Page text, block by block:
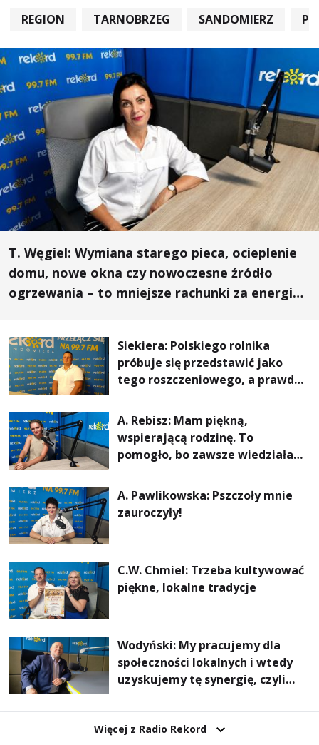
REGION TARNOBRZEG SANDOMIERZ
T. Węgiel: Wymiana starego pieca, ocieplenie
domu, nowe okna czy nowoczesne źródło
ogrzewania – to mniejsze rachunki za energię,
Siekiera: Polskiego rolnika
próbuje się przedstawić jako
tego roszczeniowego, a prawda
A. Rebisz: Mam piękną,
wspierającą rodzinę. To
pomogło, bo zawsze wiedziałam,
najważniejsza
A. Pawlikowska: Pszczoły mnie
zauroczyły!
C.W. Chmiel: Trzeba kultywować
piękne, lokalne tradycje
Wodyński: My pracujemy dla
społeczności lokalnych i wtedy
uzyskujemy tę synergię, czyli
Więcej z Radio Rekord